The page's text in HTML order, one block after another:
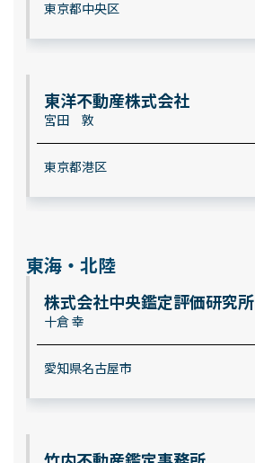
東京都中央区
東洋不動産株式会社
宮田 敦
東京都港区
東海・北陸
株式会社中央鑑定評価研究所
十倉 幸
愛知県名古屋市